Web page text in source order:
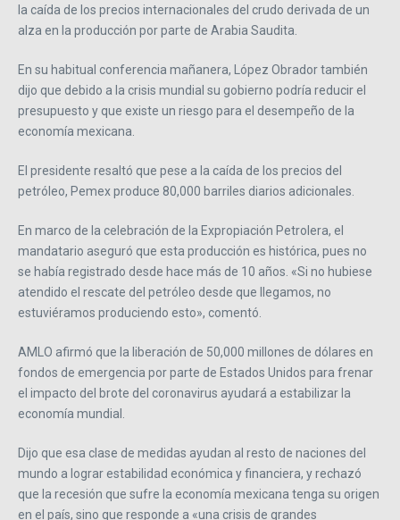
la caída de los precios internacionales del crudo derivada de un
alza en la producción por parte de Arabia Saudita.
En su habitual conferencia mañanera, López Obrador también
dijo que debido a la crisis mundial su gobierno podría reducir el
presupuesto y que existe un riesgo para el desempeño de la
economía mexicana.
El presidente resaltó que pese a la caída de los precios del
petróleo, Pemex produce 80,000 barriles diarios adicionales.
En marco de la celebración de la Expropiación Petrolera, el
mandatario aseguró que esta producción es histórica, pues no
se había registrado desde hace más de 10 años. «Si no hubiese
atendido el rescate del petróleo desde que llegamos, no
estuviéramos produciendo esto», comentó.
AMLO afirmó que la liberación de 50,000 millones de dólares en
fondos de emergencia por parte de Estados Unidos para frenar
el impacto del brote del coronavirus ayudará a estabilizar la
economía mundial.
Dijo que esa clase de medidas ayudan al resto de naciones del
mundo a lograr estabilidad económica y financiera, y rechazó
que la recesión que sufre la economía mexicana tenga su origen
en el país, sino que responde a «una crisis de grandes